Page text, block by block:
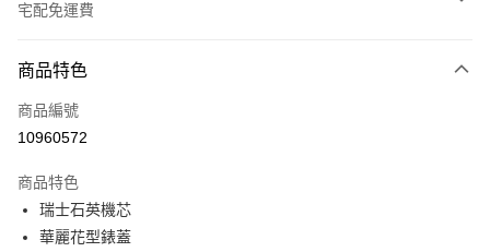
宅配免運費
信用卡一次付款
運送方式
宅配
免運費
商品特色
商品編號
10960572
商品特色
瑞士石英機芯
華麗花型錶蓋